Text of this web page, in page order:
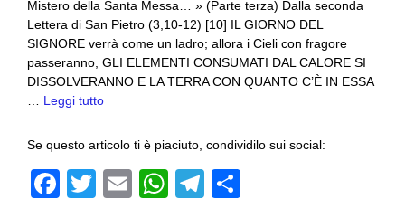
Mistero della Santa Messa… » (Parte terza) Dalla seconda
Lettera di San Pietro (3,10-12) [10] IL GIORNO DEL
SIGNORE verrà come un ladro; allora i Cieli con fragore
passeranno, GLI ELEMENTI CONSUMATI DAL CALORE SI
DISSOLVERANNO E LA TERRA CON QUANTO C’È IN ESSA
Leggi tutto
Se questo articolo ti è piaciuto, condividilo sui social:
F
T
E
W
T